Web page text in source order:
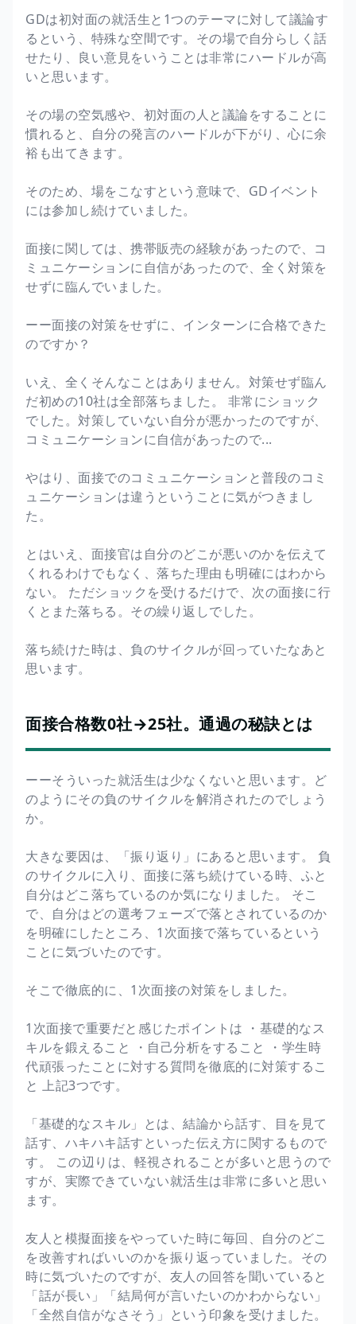
GDは初対面の就活生と1つのテーマに対して議論す
るという、特殊な空間です。その場で自分らしく話
せたり、良い意見をいうことは非常にハードルが高
いと思います。
その場の空気感や、初対面の人と議論をすることに
慣れると、自分の発言のハードルが下がり、心に余
裕も出てきます。
そのため、場をこなすという意味で、GDイベント
には参加し続けていました。
面接に関しては、携帯販売の経験があったので、コ
ミュニケーションに自信があったので、全く対策を
せずに臨んでいました。
ーー面接の対策をせずに、インターンに合格できた
のですか？
いえ、全くそんなことはありません。対策せず臨ん
だ初めの10社は全部落ちました。 非常にショック
でした。対策していない自分が悪かったのですが、
コミュニケーションに自信があったので...
やはり、面接でのコミュニケーションと普段のコミ
ュニケーションは違うということに気がつきまし
た。
とはいえ、面接官は自分のどこが悪いのかを伝えて
くれるわけでもなく、落ちた理由も明確にはわから
ない。 ただショックを受けるだけで、次の面接に行
くとまた落ちる。その繰り返しでした。
落ち続けた時は、負のサイクルが回っていたなあと
思います。
面接合格数0社→25社。通過の秘訣とは
ーーそういった就活生は少なくないと思います。ど
のようにその負のサイクルを解消されたのでしょう
か。
大きな要因は、「振り返り」にあると思います。 負
のサイクルに入り、面接に落ち続けている時、ふと
自分はどこ落ちているのか気になりました。 そこ
で、自分はどの選考フェーズで落とされているのか
を明確にしたところ、1次面接で落ちているという
ことに気づいたのです。
そこで徹底的に、1次面接の対策をしました。
1次面接で重要だと感じたポイントは ・基礎的なス
キルを鍛えること ・自己分析をすること ・学生時
代頑張ったことに対する質問を徹底的に対策するこ
と 上記3つです。
「基礎的なスキル」とは、結論から話す、目を見て
話す、ハキハキ話すといった伝え方に関するもので
す。 この辺りは、軽視されることが多いと思うので
すが、実際できていない就活生は非常に多いと思い
ます。
友人と模擬面接をやっていた時に毎回、自分のどこ
を改善すればいいのかを振り返っていました。その
時に気づいたのですが、友人の回答を聞いていると
「話が長い」「結局何が言いたいのかわからない」
「全然自信がなさそう」という印象を受けました。